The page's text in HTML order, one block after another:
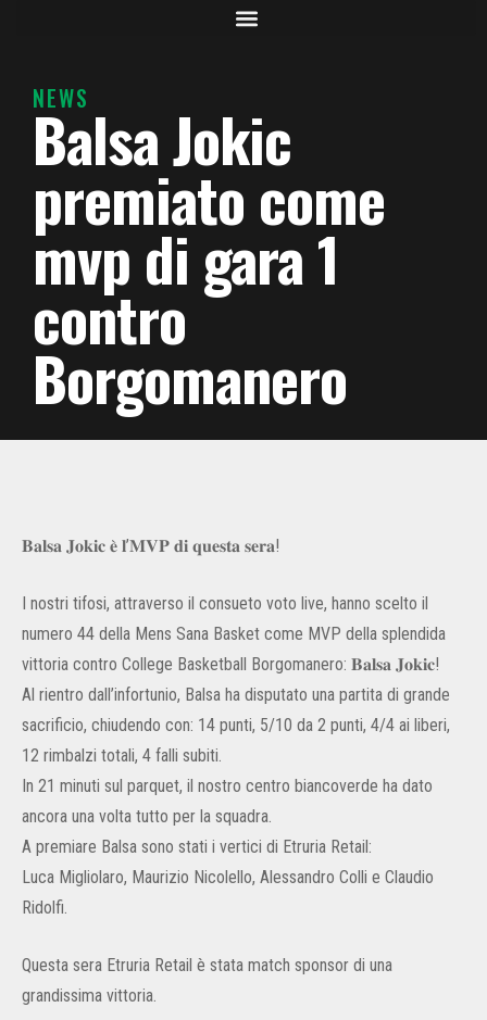
NEWS
Balsa Jokic
premiato come
mvp di gara 1
contro
Borgomanero
𝐁𝐚𝐥𝐬𝐚 𝐉𝐨𝐤𝐢𝐜 𝐞̀ 𝐥’𝐌𝐕𝐏 𝐝𝐢 𝐪𝐮𝐞𝐬𝐭𝐚 𝐬𝐞𝐫𝐚!
I nostri tifosi, attraverso il consueto voto live, hanno scelto il
numero 44 della Mens Sana Basket come MVP della splendida
vittoria contro College Basketball Borgomanero: 𝐁𝐚𝐥𝐬𝐚 𝐉𝐨𝐤𝐢𝐜!
Al rientro dall’infortunio, Balsa ha disputato una partita di grande
sacrificio, chiudendo con: 14 punti, 5/10 da 2 punti, 4/4 ai liberi,
12 rimbalzi totali, 4 falli subiti.
In 21 minuti sul parquet, il nostro centro biancoverde ha dato
ancora una volta tutto per la squadra.
A premiare Balsa sono stati i vertici di Etruria Retail:
Luca Migliolaro, Maurizio Nicolello, Alessandro Colli e Claudio
Ridolfi.
Questa sera Etruria Retail è stata match sponsor di una
grandissima vittoria.